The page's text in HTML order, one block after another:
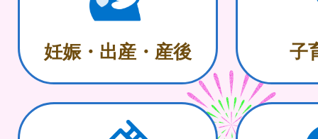
妊娠・出産・産後 子